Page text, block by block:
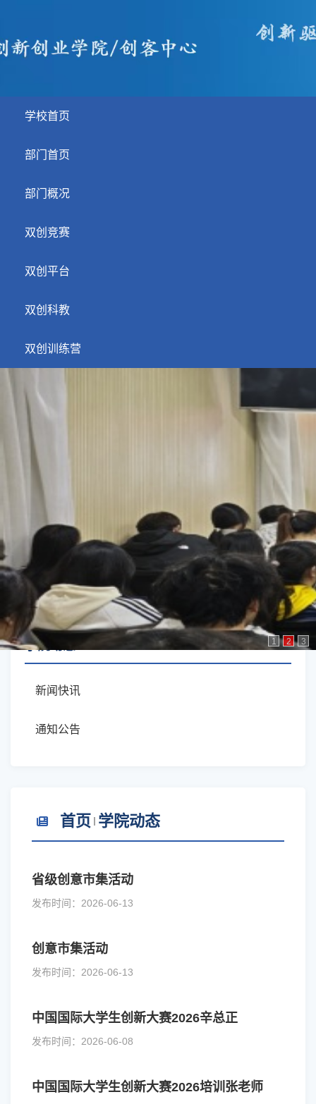
学校首页
部门首页
部门概况
双创竞赛
双创平台
双创科教
双创训练营
1 2 3
学院动态
新闻快讯
通知公告
首页 学院动态
省级创意市集活动
发布时间：2026-06-13
创意市集活动
发布时间：2026-06-13
中国国际大学生创新大赛2026辛总正
发布时间：2026-06-08
中国国际大学生创新大赛2026培训张老师